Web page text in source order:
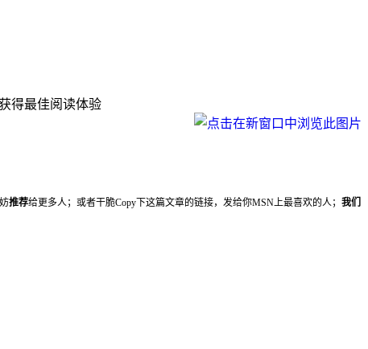
得最佳阅读体验
推荐给更多人；或者干脆Copy下这篇文章的链接，发给你MSN上最喜欢的人； 我们